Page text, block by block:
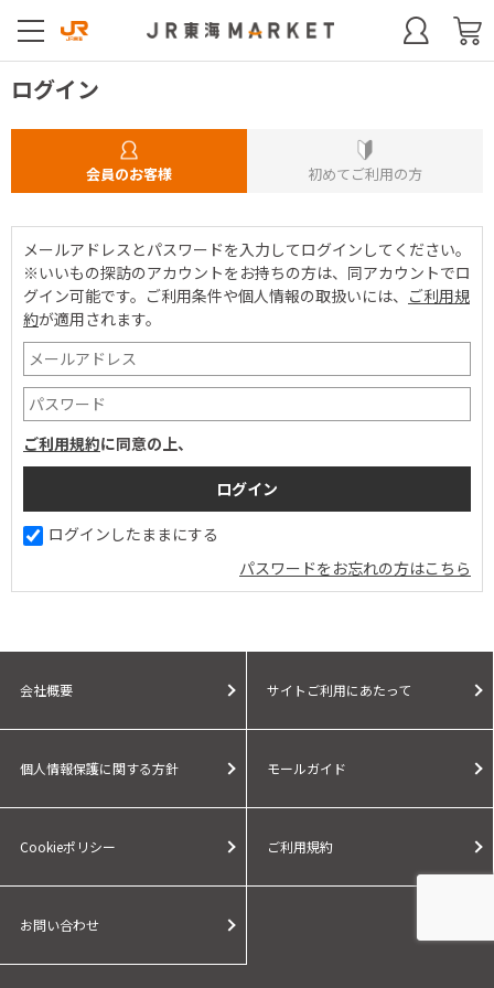
ログイン
会員のお客様 初めてご利用の方
メールアドレスとパスワードを入力してログインしてください。
※いいもの探訪のアカウントをお持ちの方は、同アカウントでロ
グイン可能です。 ご利用条件や個人情報の取扱いには、 ご利用規
約が適用されます。
ご利用規約に同意の上、
ログインしたままにする
パスワードをお忘れの方はこちら
会社概要 サイトご利用にあたって
個人情報保護に関する方針 モールガイド
Cookieポリシー ご利用規約
お問い合わせ